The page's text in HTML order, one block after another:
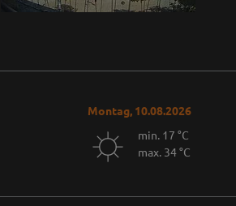
Montag, 10.08.2026
min. 17 °C
max. 34 °C